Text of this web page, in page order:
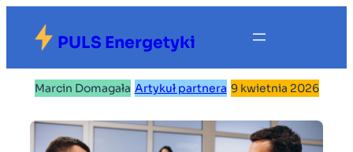
treści
PULS Energetyki
Marcin Domagała Artykuł partnera 9 kwietnia 2026